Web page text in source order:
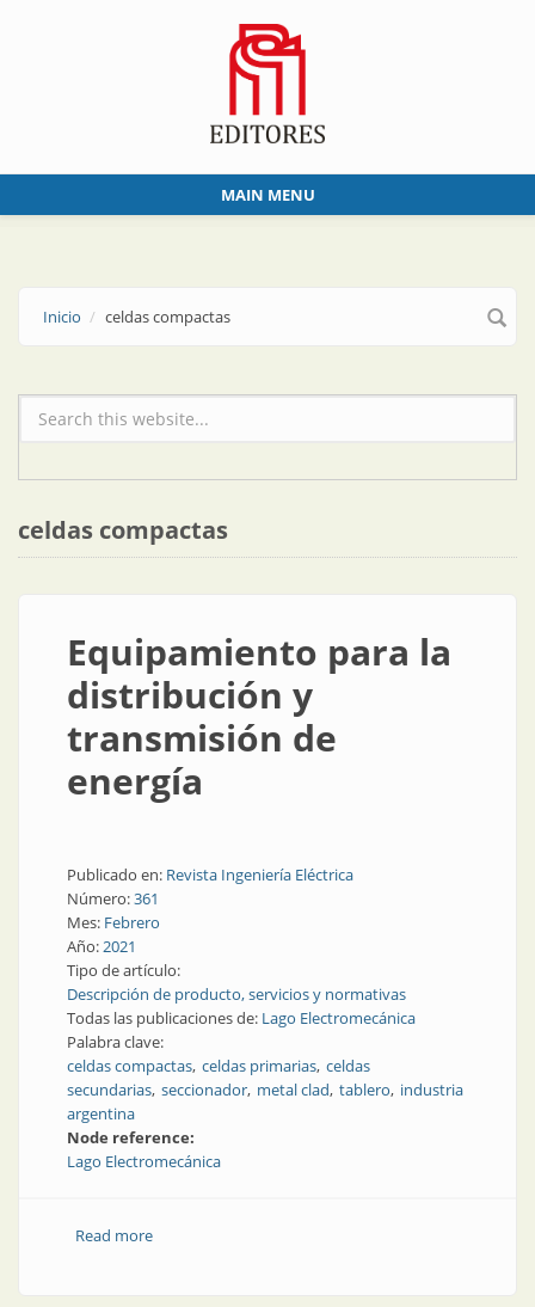
MAIN MENU
Inicio celdas compactas
Formulario de búsqueda
celdas compactas
Equipamiento para la
distribución y
transmisión de
energía
Publicado en: Revista Ingeniería Eléctrica
Número:361
Mes: Febrero
Año:2021
Tipo de artículo:
Descripción de producto, servicios y normativas
Todas las publicaciones de: Lago Electromecánica
Palabra clave:
celdas compactas celdas primarias celdas
secundarias seccionador metal clad tablero industria
argentina
Node reference:
Lago Electromecánica
Read moreabout Equipamiento para la distribución y